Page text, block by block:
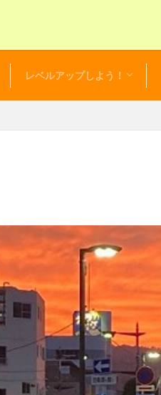
レベルアップしよう！